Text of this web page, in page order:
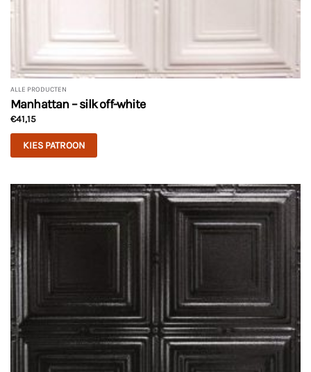
ALLE PRODUCTEN
Manhattan – silk off-white
€41,15
KIES PATROON